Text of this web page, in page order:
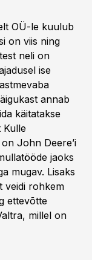
OÜ-le kuulub
on viis ning
neli on
ise
annab
käitatakse
Kulle
John Deere’i
jaoks
mugav. Lisaks
veidi rohkem
ettevõtte
millel on